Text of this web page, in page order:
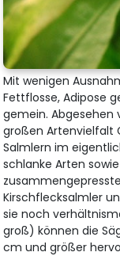
Mit wenigen
Fettflosse, Adipose
gemein. Abgesehen
großen Artenvielfalt
Salmlern im
schlanke Arten
Kirschflecksalmler
sie noch
groß) können die
cm und größer